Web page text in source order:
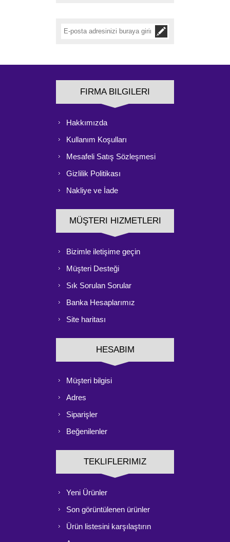
FIRMA BILGILERI
Hakkımızda
Kullanım Koşulları
Mesafeli Satış Sözleşmesi
Gizlilik Politikası
Nakliye ve İade
MÜŞTERI HIZMETLERI
Bizimle iletişime geçin
Müşteri Desteği
Sık Sorulan Sorular
Banka Hesaplarımız
Site haritası
HESABIM
Müşteri bilgisi
Adres
Siparişler
Beğenilenler
TEKLIFLERIMIZ
Yeni Ürünler
Son görüntülenen ürünler
Ürün listesini karşılaştırın